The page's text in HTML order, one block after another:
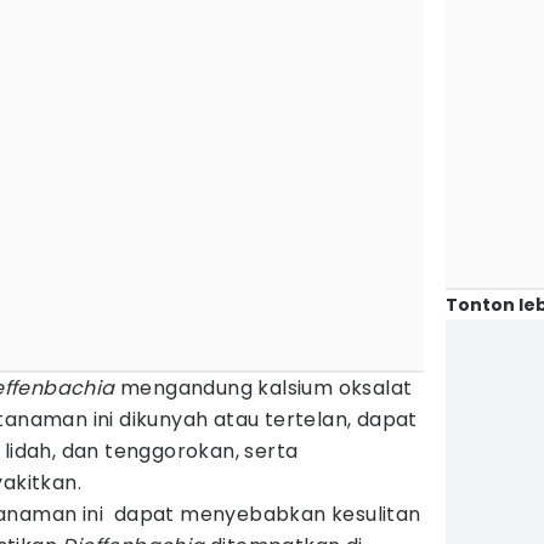
mengandung kalsium oksalat
ini dikunyah atau tertelan, dapat
dan tenggorokan, serta
ini dapat menyebabkan kesulitan
Tonton